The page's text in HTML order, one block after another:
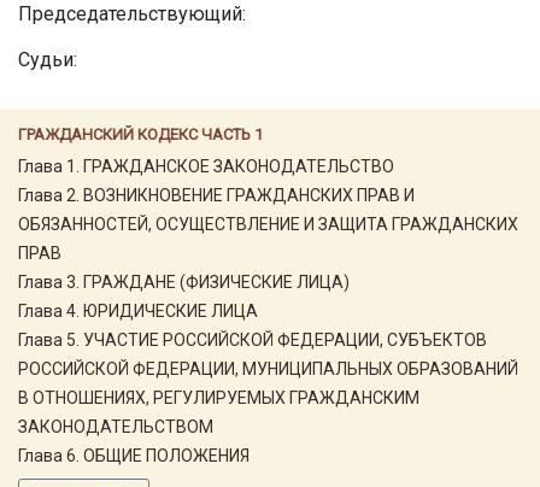
ГРАЖДАНСКИЙ КОДЕКС ЧАСТЬ 1
Глава 1. ГРАЖДАНСКОЕ ЗАКОНОДАТЕЛЬСТВО
Глава 2. ВОЗНИКНОВЕНИЕ ГРАЖДАНСКИХ ПРАВ И
ОБЯЗАННОСТЕЙ, ОСУЩЕСТВЛЕНИЕ И ЗАЩИТА ГРАЖДАНСКИХ
ПРАВ
Глава 3. ГРАЖДАНЕ (ФИЗИЧЕСКИЕ ЛИЦА)
Глава 4. ЮРИДИЧЕСКИЕ ЛИЦА
Глава 5. УЧАСТИЕ РОССИЙСКОЙ ФЕДЕРАЦИИ, СУБЪЕКТОВ
РОССИЙСКОЙ ФЕДЕРАЦИИ, МУНИЦИПАЛЬНЫХ ОБРАЗОВАНИЙ
В ОТНОШЕНИЯХ, РЕГУЛИРУЕМЫХ ГРАЖДАНСКИМ
ЗАКОНОДАТЕЛЬСТВОМ
Глава 6. ОБЩИЕ ПОЛОЖЕНИЯ
Председательствующий:
Судьи: